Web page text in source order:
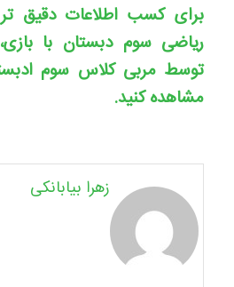
برای کسب اطلاعات دقیق
ریاضی سوم دبستان با
توسط مربی کلاس سوم
مشاهده کنید.
زهرا بیابانکی